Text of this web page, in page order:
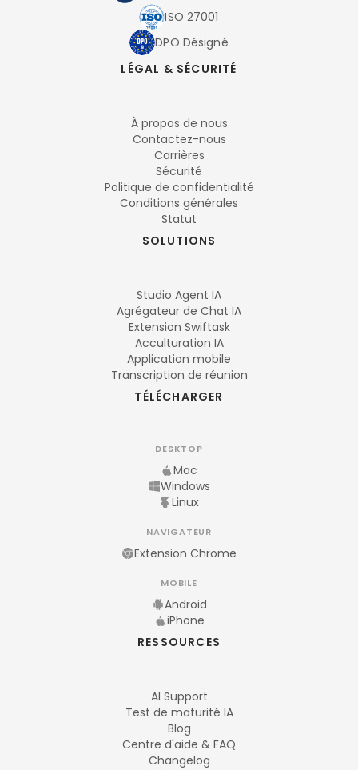
ISO 27001
DPO Désigné
LÉGAL & SÉCURITÉ
À propos de nous
Contactez-nous
Carrières
Sécurité
Politique de confidentialité
Conditions générales
Statut
SOLUTIONS
Studio Agent IA
Agrégateur de Chat IA
Extension Swiftask
Acculturation IA
Application mobile
Transcription de réunion
TÉLÉCHARGER
DESKTOP
Mac
Windows
Linux
NAVIGATEUR
Extension Chrome
MOBILE
Android
iPhone
RESSOURCES
AI Support
Test de maturité IA
Blog
Centre d'aide & FAQ
Changelog